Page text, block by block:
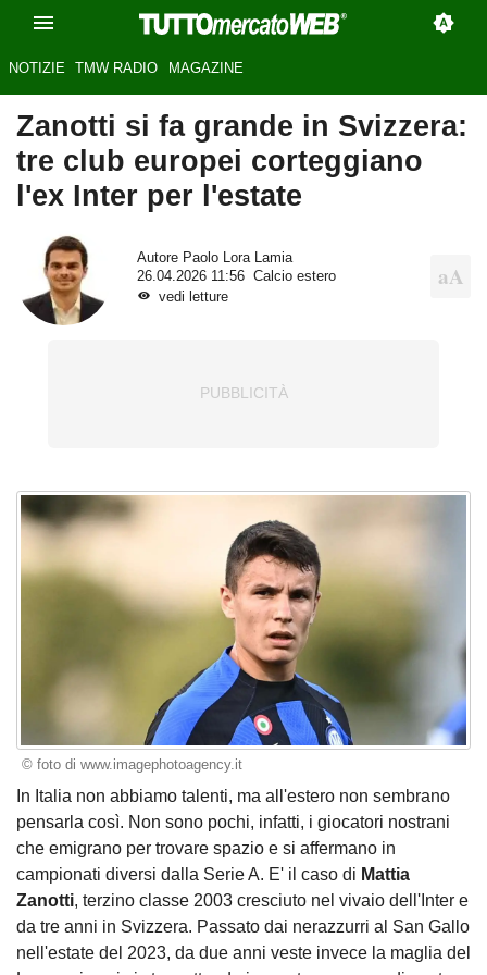
NOTIZIE TMW RADIO MAGAZINE
Zanotti si fa grande in Svizzera:
tre club europei corteggiano
l'ex Inter per l'estate
Autore Paolo Lora Lamia
26.04.2026 11:56
Calcio estero
vedi letture
© foto di www.imagephotoagency.it
In Italia non abbiamo talenti, ma all'estero non sembrano
pensarla così. Non sono pochi, infatti, i giocatori nostrani
che emigrano per trovare spazio e si affermano in
campionati diversi dalla Serie A. E' il caso di Mattia
Zanotti, terzino classe 2003 cresciuto nel vivaio dell'Inter e
da tre anni in Svizzera. Passato dai nerazzurri al San Gallo
nell'estate del 2023, da due anni veste invece la maglia del